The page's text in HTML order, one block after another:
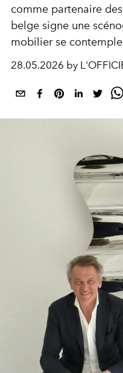
comme partenaire
belge signe une
mobilier se
28.05.2026 by